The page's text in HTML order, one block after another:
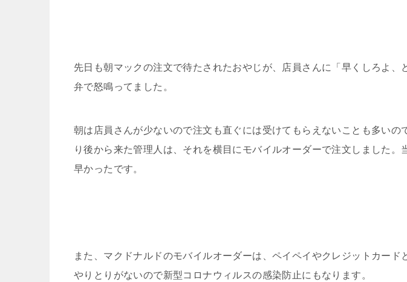
先日も朝マックの注文で待たされたおやじが、店員さんに「早くしろよ、
弁で怒鳴ってました。
朝は店員さんが少ないので注文も直ぐには受けてもらえないことも多いの
り後から来た管理人は、それを横目にモバイルオーダーで注文しました。
早かったです。
また、マクドナルドのモバイルオーダーは、ペイペイやクレジットカード
やりとりがないので新型コロナウィルスの感染防止にもなります。